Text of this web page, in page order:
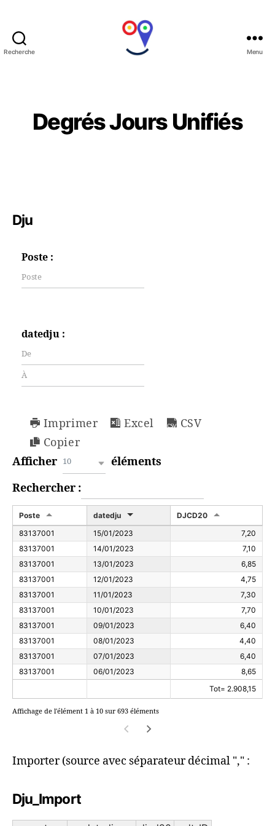
Recherche Menu
Degrés Jours Unifiés
Dju
Poste :
datedju :
Imprimer Excel
CSV
Copier
Afficher
10
éléments
Rechercher :
Poste datedju
DJCD20
83137001
15/01/2023
7,20
83137001
14/01/2023
7,10
83137001
13/01/2023
6,85
83137001
12/01/2023
4,75
83137001
11/01/2023
7,30
83137001
10/01/2023
7,70
83137001
09/01/2023
6,40
83137001
08/01/2023
4,40
83137001
07/01/2023
6,40
83137001
06/01/2023
8,65
Tot= 2.908,15
Affichage de l'élément 1 à 10 sur 693 éléments
Importer (source avec séparateur décimal "," :
Dju_Import